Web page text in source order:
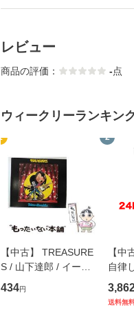
レビュー
商品の評価： -点
ウィークリーランキン
1
【中古】 TREASURE
S / 山下達郎 / イース
トウエスト・ジャパン
[CD]【メール便送料無
434円
2
【中
自律
の看
キル
送料無